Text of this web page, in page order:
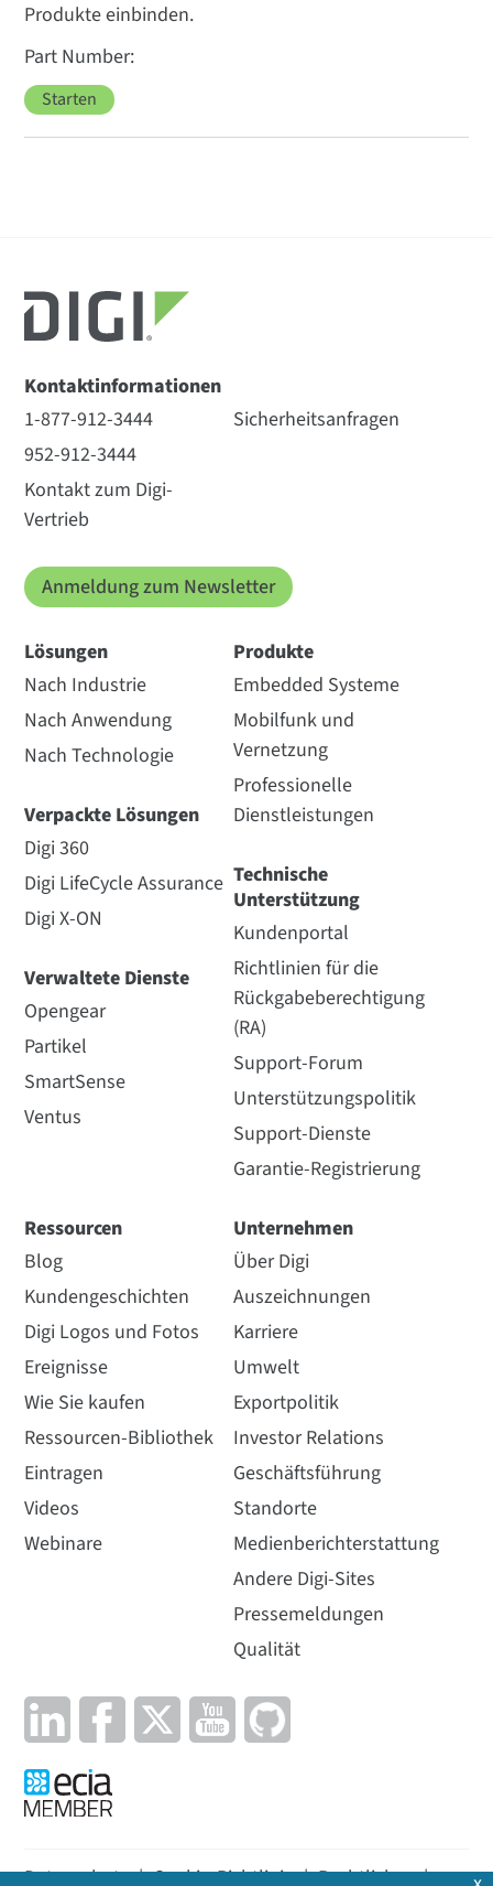
Produkte einbinden.
Starten
Kontaktinformationen
1-877-912-3444
952-912-3444
Kontakt zum Digi-
Vertrieb
Sicherheitsanfragen
Anmeldung zum Newsletter
Lösungen
Nach Industrie
Nach Anwendung
Nach Technologie
Verpackte Lösungen
Digi 360
Digi LifeCycle Assurance
Digi X-ON
Verwaltete Dienste
Opengear
Partikel
SmartSense
Ventus
Produkte
Embedded Systeme
Mobilfunk und
Vernetzung
Professionelle
Dienstleistungen
Technische
Unterstützung
Kundenportal
Richtlinien für die
Rückgabeberechtigung
(RA)
Support-Forum
Unterstützungspolitik
Support-Dienste
Garantie-Registrierung
Ressourcen
Blog
Kundengeschichten
Digi Logos und Fotos
Ereignisse
Wie Sie kaufen
Ressourcen-Bibliothek
Eintragen
Videos
Webinare
Unternehmen
Über Digi
Auszeichnungen
Karriere
Umwelt
Exportpolitik
Investor Relations
Geschäftsführung
Standorte
Medienberichterstattung
Andere Digi-Sites
Pressemeldungen
Qualität
Datenschutz | Cookie-Richtlinie | Rechtliches |